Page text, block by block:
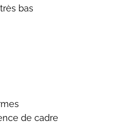
bas
de cadre